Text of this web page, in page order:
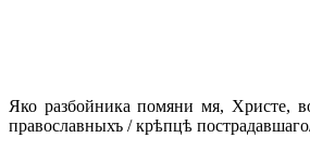
Яко разбойника помяни мя, Христе,
православныхъ / крѣпцѣ